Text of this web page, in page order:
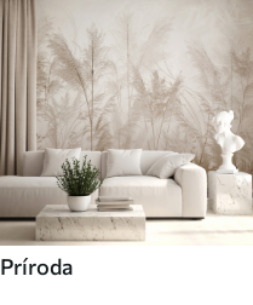
Príroda